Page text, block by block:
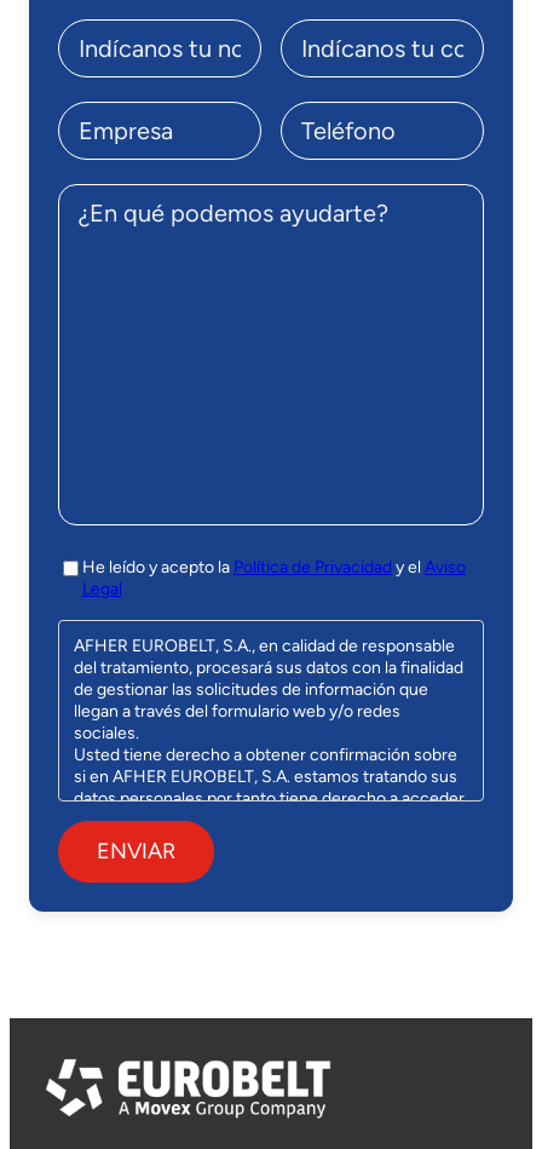
He leído y acepto la Política de Privacidad y el Aviso
Legal
AFHER EUROBELT, S.A., en calidad de responsable
del tratamiento, procesará sus datos con la finalidad
de gestionar las solicitudes de información que
llegan a través del formulario web y/o redes
sociales.
Usted tiene derecho a obtener confirmación sobre
si en AFHER EUROBELT, S.A. estamos tratando sus
datos personales por tanto tiene derecho a acceder
a sus datos personales, rectificar los datos
inexactos o solicitar su supresión cuando los datos
ya no sean necesarios, así como ejercer los demás
derechos recogidos por la normativa vigente y/o
solicitar información adicional detallada sobre